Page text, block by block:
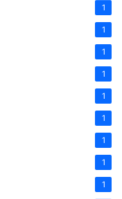
1
1
1
1
1
1
1
1
1